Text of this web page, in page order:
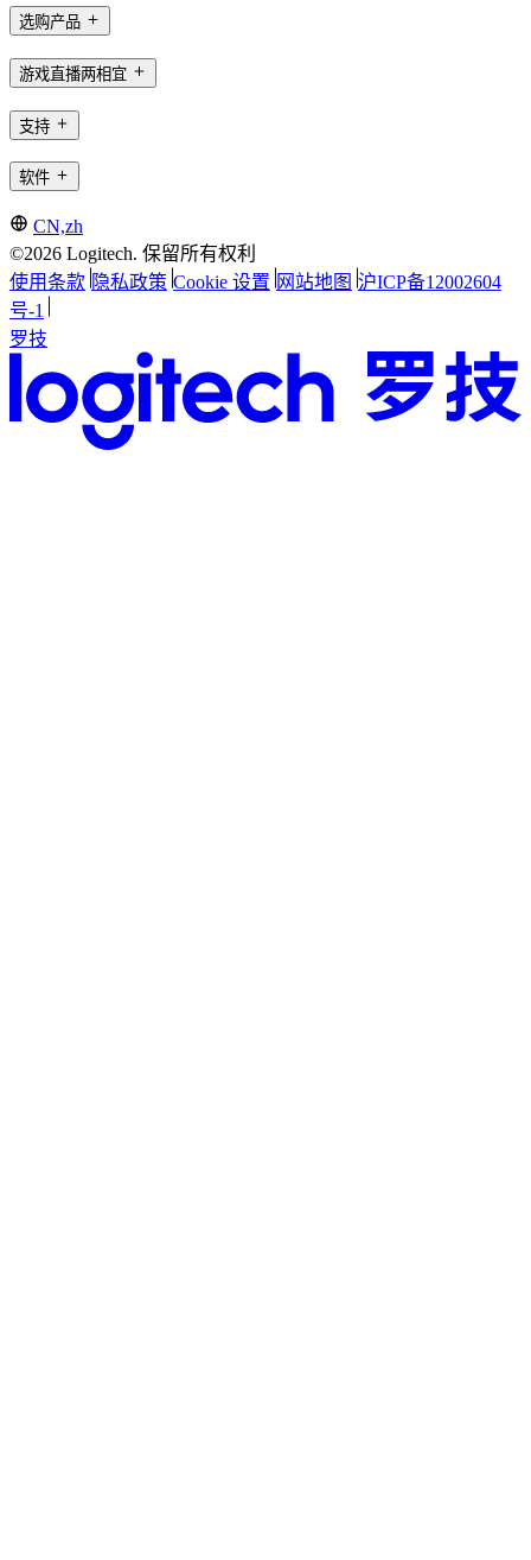
选购产品
游戏直播两相宜
支持
软件
CN,zh
©2026 Logitech. 保留所有权利
使用条款 隐私政策 Cookie 设置 网站地图 沪ICP备12002604
号-1
罗技